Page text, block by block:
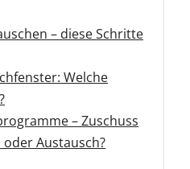
– diese Schritte
Welche
– Zuschuss
Austausch?